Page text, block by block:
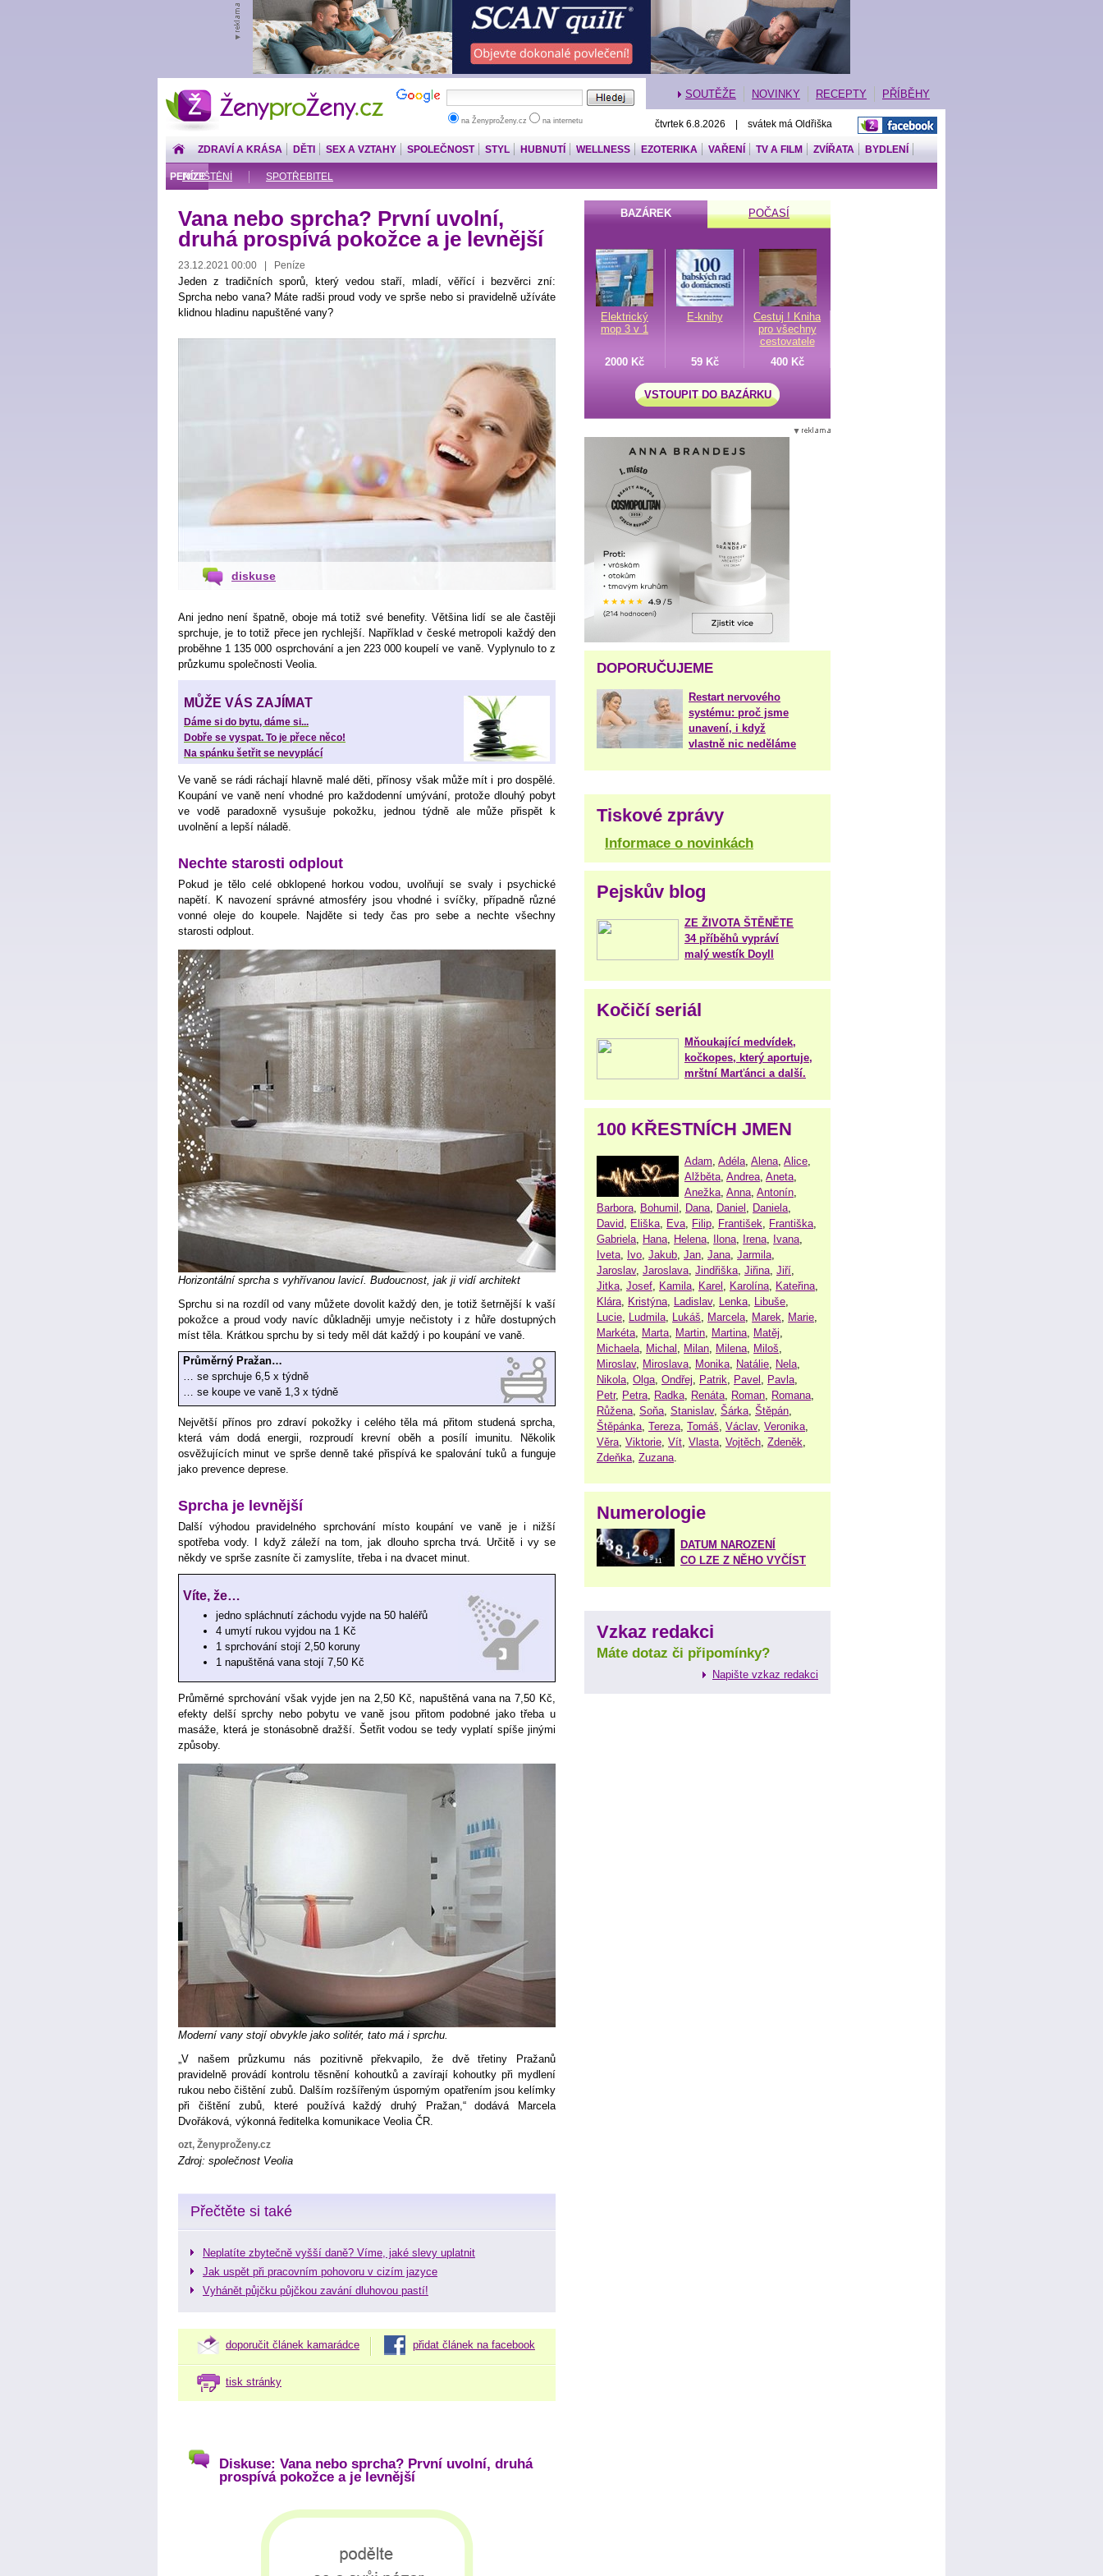
ŽenyproŽeny.cz
na ŽenyproŽeny.cz na internetu
SOUTĚŽE NOVINKY RECEPTY PŘÍBĚHY
čtvrtek 6.8.2026 | svátek má Oldřiška
ZDRAVÍ A KRÁSA DĚTI SEX A VZTAHY SPOLEČNOST STYL HUBNUTÍ WELLNESS EZOTERIKA VAŘENÍ TV A FILM ZVÍŘATA BYDLENÍ
PENÍZE
POJIŠTĚNÍ SPOTŘEBITEL
Vana nebo sprcha? První uvolní,
druhá prospívá pokožce a je levnější
23.12.2021 00:00 | Peníze
Jeden z tradičních sporů, který vedou staří, mladí, věřící i bezvěrci zní:
Sprcha nebo vana? Máte radši proud vody ve sprše nebo si pravidelně užíváte
klidnou hladinu napuštěné vany?
diskuse
Ani jedno není špatně, oboje má totiž své benefity. Většina lidí se ale častěji
sprchuje, je to totiž přece jen rychlejší. Například v české metropoli každý den
proběhne 1 135 000 osprchování a jen 223 000 koupelí ve vaně. Vyplynulo to z
průzkumu společnosti Veolia.
MŮŽE VÁS ZAJÍMAT
Dáme si do bytu, dáme si...
Dobře se vyspat. To je přece něco!
Na spánku šetřit se nevyplácí
Ve vaně se rádi ráchají hlavně malé děti, přínosy však může mít i pro dospělé.
Koupání ve vaně není vhodné pro každodenní umývání, protože dlouhý pobyt
ve vodě paradoxně vysušuje pokožku, jednou týdně ale může přispět k
uvolnění a lepší náladě.
Nechte starosti odplout
Pokud je tělo celé obklopené horkou vodou, uvolňují se svaly i psychické
napětí. K navození správné atmosféry jsou vhodné i svíčky, případně různé
vonné oleje do koupele. Najděte si tedy čas pro sebe a nechte všechny
starosti odplout.
Horizontální sprcha s vyhřívanou lavicí. Budoucnost, jak ji vidí architekt
Sprchu si na rozdíl od vany můžete dovolit každý den, je totiž šetrnější k vaší
pokožce a proud vody navíc důkladněji umyje nečistoty i z hůře dostupných
míst těla. Krátkou sprchu by si tedy měl dát každý i po koupání ve vaně.
Průměrný Pražan…
… se sprchuje 6,5 x týdně
… se koupe ve vaně 1,3 x týdně
Největší přínos pro zdraví pokožky i celého těla má přitom studená sprcha,
která vám dodá energii, rozproudí krevní oběh a posílí imunitu. Několik
osvěžujících minut ve sprše denně také přispívá ke spalování tuků a funguje
jako prevence deprese.
Sprcha je levnější
Další výhodou pravidelného sprchování místo koupání ve vaně je i nižší
spotřeba vody. I když záleží na tom, jak dlouho sprcha trvá. Určitě i vy se
někdy ve sprše zasníte či zamyslíte, třeba i na dvacet minut.
Víte, že…
jedno spláchnutí záchodu vyjde na 50 haléřů
4 umytí rukou vyjdou na 1 Kč
1 sprchování stojí 2,50 koruny
1 napuštěná vana stojí 7,50 Kč
Průměrné sprchování však vyjde jen na 2,50 Kč, napuštěná vana na 7,50 Kč,
efekty delší sprchy nebo pobytu ve vaně jsou přitom podobné jako třeba u
masáže, která je stonásobně dražší. Šetřit vodou se tedy vyplatí spíše jinými
způsoby.
Moderní vany stojí obvykle jako solitér, tato má i sprchu.
„V našem průzkumu nás pozitivně překvapilo, že dvě třetiny Pražanů
pravidelně provádí kontrolu těsnění kohoutků a zavírají kohoutky při mydlení
rukou nebo čištění zubů. Dalším rozšířeným úsporným opatřením jsou kelímky
při čištění zubů, které používá každý druhý Pražan,“ dodává Marcela
Dvořáková, výkonná ředitelka komunikace Veolia ČR.
ozt, ŽenyproŽeny.cz
Zdroj: společnost Veolia
Přečtěte si také
Neplatíte zbytečně vyšší daně? Víme, jaké slevy uplatnit
Jak uspět při pracovním pohovoru v cizím jazyce
Vyhánět půjčku půjčkou zavání dluhovou pastí!
doporučit článek kamarádce přidat článek na facebook
tisk stránky
Diskuse: Vana nebo sprcha? První uvolní, druhá
prospívá pokožce a je levnější
BAZÁREK POČASÍ
Elektrický
mop 3 v 1
E-knihy
Cestuj ! Kniha
pro všechny
cestovatele
2000 Kč
59 Kč 400 Kč
VSTOUPIT DO BAZÁRKU
DOPORUČUJEME
Restart nervového
systému: proč jsme
unavení, i když
vlastně nic neděláme
Tiskové zprávy
Informace o novinkách
Pejskův blog
ZE ŽIVOTA ŠTĚNĚTE
34 příběhů vypráví
malý westík Doyll
Kočičí seriál
Mňoukající medvídek,
kočkopes, který aportuje,
mrštní Marťánci a další.
100 KŘESTNÍCH JMEN
Adam Adéla Alena Alice
Alžběta Andrea Aneta
Anežka Anna Antonín
Barbora Bohumil Dana Daniel Daniela
David Eliška Eva Filip František Františka
Gabriela Hana Helena Ilona Irena Ivana
Iveta Ivo Jakub Jan Jana Jarmila
Jaroslav, Jaroslava Jindřiška Jiřina Jiří
Jitka Josef Kamila Karel Karolína Kateřina
Klára Kristýna Ladislav, Lenka Libuše
Lucie Ludmila Lukáš Marcela Marek Marie
Markéta Marta Martin Martina Matěj
Michaela Michal Milan Milena Miloš
Miroslav, Miroslava Monika Natálie Nela
Nikola Olga Ondřej Patrik Pavel Pavla
Petr, Petra Radka Renáta Roman Romana
Růžena Soňa Stanislav, Šárka Štěpán
Štěpánka Tereza Tomáš Václav, Veronika
Věra Viktorie Vít Vlasta Vojtěch Zdeněk
Zdeňka Zuzana
Numerologie
DATUM NAROZENÍ
CO LZE Z NĚHO VYČÍST
Vzkaz redakci
Máte dotaz či připomínky?
Napište vzkaz redakci